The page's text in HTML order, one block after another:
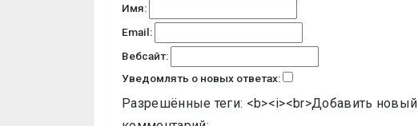
Имя:
Email:
Вебсайт:
Уведомлять о новых ответах:
Разрешённые теги: <b><i><br>Добавить новый